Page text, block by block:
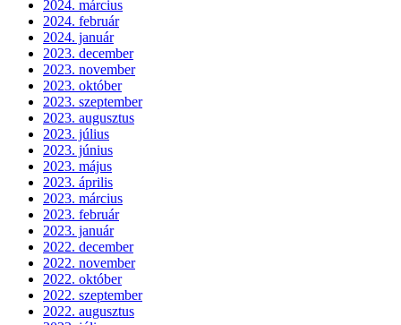
2024. március
2024. február
2024. január
2023. december
2023. november
2023. október
2023. szeptember
2023. augusztus
2023. július
2023. június
2023. május
2023. április
2023. március
2023. február
2023. január
2022. december
2022. november
2022. október
2022. szeptember
2022. augusztus